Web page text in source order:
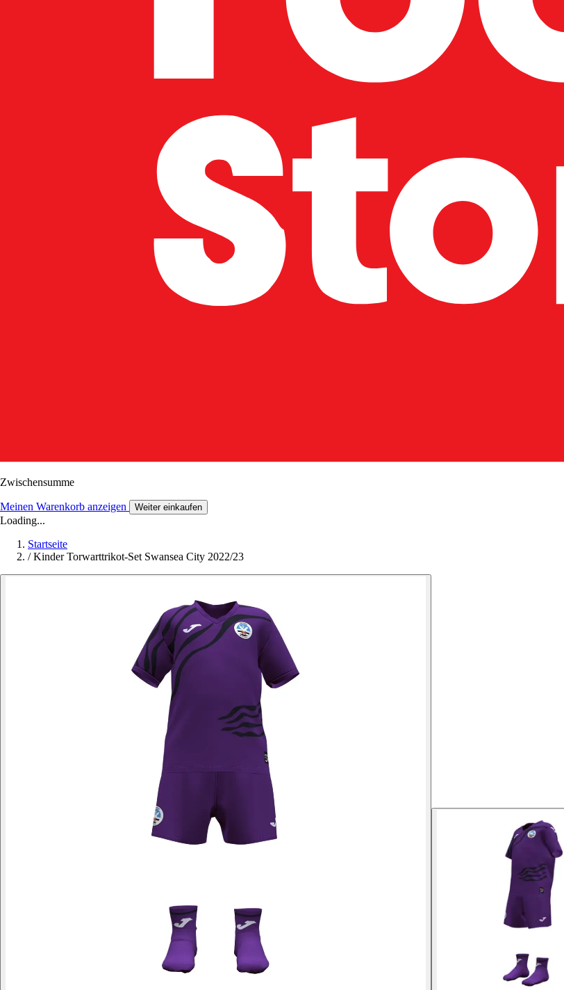
Zwischensumme
Meinen Warenkorb anzeigen Weiter einkaufen
Loading...
Startseite
/ Kinder Torwarttrikot-Set Swansea City 2022/23